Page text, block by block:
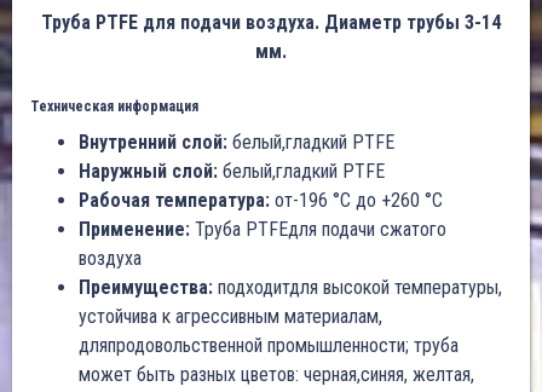
Труба PTFE для подачи воздуха. Диаметр трубы 3-14
мм.
Техническая информация
Внутренний слой: белый,гладкий PTFE
Наружный слой: белый,гладкий PTFE
Рабочая температура: от-196 °C до +260 °C
Применение: Труба PTFEдля подачи сжатого
воздуха
Преимущества: подходитдля высокой температуры,
устойчива к агрессивным материалам,
дляпродовольственной промышленности; труба
может быть разных цветов: черная,синяя, желтая,